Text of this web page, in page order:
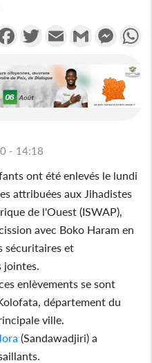
FacebookTwitterEmail Gmail
- 14:18
ont été enlevés le lundi
attribuées aux Jihadistes
de l'Ouest (ISWAP),
avec Boko Haram en
sécuritaires et
jointes.
enlèvements se sont
département du
ville.
(Sandawadjiri) a